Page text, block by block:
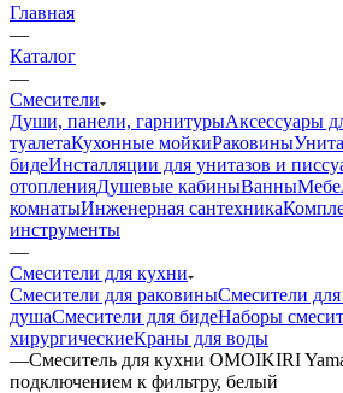
Главная
—
Каталог
—
Смесители
Души, панели, гарнитурыАксессуары
туалетаКухонные мойкиРаковины
бидеИнсталляции для унитазов и
отопленияДушевые кабиныВанны
комнатыИнженерная сантехника
инструменты
—
Смесители для кухни
Смесители для раковиныСмесители
душаСмесители для бидеНаборы
хирургическиеКраны для воды
—Смеситель для кухни OMOIKIRI
подключением к фильтру, белый